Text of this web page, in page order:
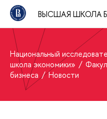
ВЫСШАЯ ШКОЛА
Национальный
школа экономики»
бизнеса
Новости